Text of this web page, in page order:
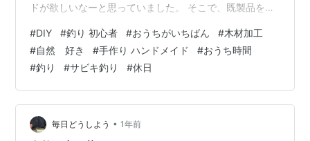
ドが欲しいなーと思っていました。 そこで、既製品を買
に専門知識があるわけでもないですが、今回頑張って作
ってみました(^_^)v 【制作に使ったもの】 木材（木の種
類は分かりません、、、） のこぎり（普通の＆糸のこ）
サンドペーパー（荒目＆中目＆細目） パイプ（サンドペ
ーパーを巻き付けて局所的に木材を削る用） 水性ニス は
け（ニス塗り用） 落と…
#DIY #釣り 初心者 #おうちがいちばん #木材加工
#自然 好き #手作り ハンドメイド #おうち時間
#釣り #サビキ釣り #休日
毎日どうしよう • 1年前